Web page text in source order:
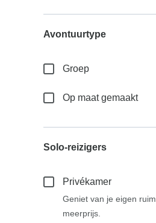
Avontuurtype
Groep
Op maat gemaakt
Solo-reizigers
Privékamer
Geniet van je eigen
meerprijs.